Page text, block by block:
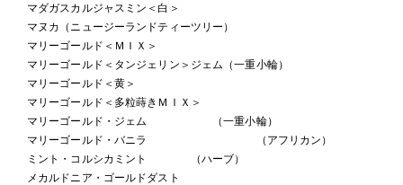
マダガスカルジャスミン＜白＞
マヌカ（ニュージーランドティーツリー）
マリーゴールド＜ＭＩＸ＞
マリーゴールド＜タンジェリン＞ジェム（一重小輪）
マリーゴールド＜黄＞
マリーゴールド＜多粒蒔きＭＩＸ＞
マリーゴールド・ジェム （一重小輪）
マリーゴールド・バニラ （アフリカン）
ミント・コルシカミント （ハーブ）
メカルドニア・ゴールドダスト